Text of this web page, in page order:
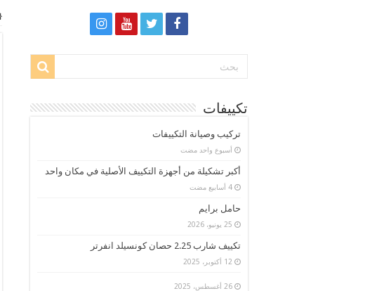
تكييفات
تركيب وصيانة التكييفات
‏أسبوع واحد مضت
أكبر تشكيلة من أجهزة التكييف الأصلية في مكان واحد
حامل برايم
25 يونيو، 2026
تكييف شارب 2.25 حصان كونسيلد انفرتر
12 أكتوبر، 2025
26 أغسطس، 2025